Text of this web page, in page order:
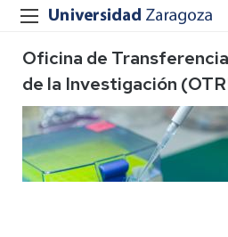
Oficina de
de la Investigación